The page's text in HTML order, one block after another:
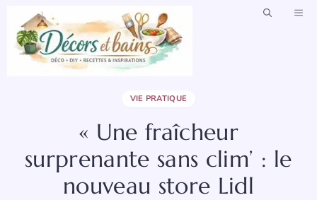
contenu
VIE PRATIQUE
« Une fraîcheur
surprenante sans clim’ : le
nouveau store Lidl